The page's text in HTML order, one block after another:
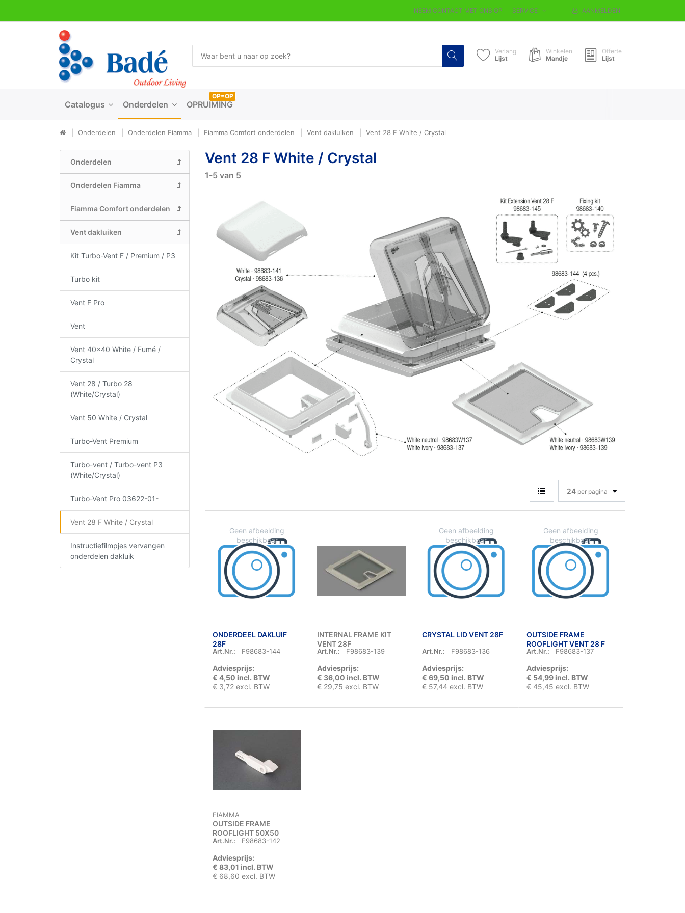
NEEM CONTACT MET ONS OP SERVICE AANMELDEN
Verlang
Lijst
Winkelen
Mandje
Offerte
Lijst
Catalogus Onderdelen OPRUIMING
OP=OP
Onderdelen Onderdelen Fiamma Fiamma Comfort onderdelen Vent dakluiken Vent 28 F White / Crystal
Onderdelen
Onderdelen Fiamma
Fiamma Comfort onderdelen
Vent dakluiken
Kit Turbo-Vent F / Premium / P3
Turbo kit
Vent F Pro
Vent
Vent 40x40 White / Fumé /
Crystal
Vent 28 / Turbo 28
(White/Crystal)
Vent 50 White / Crystal
Turbo-Vent Premium
Turbo-vent / Turbo-vent P3
(White/Crystal)
Turbo-Vent Pro 03622-01-
Vent 28 F White / Crystal
Instructiefilmpjes vervangen
onderdelen dakluik
Vent 28 F White / Crystal
1-5 van 5
24 per pagina
ONDERDEEL DAKLUIF
28F
Art.Nr.: F98683-144
Adviesprijs:
€ 4,50 incl. BTW
€ 3,72 excl. BTW
INTERNAL FRAME KIT
VENT 28F
Art.Nr.: F98683-139
Adviesprijs:
€ 36,00 incl. BTW
€ 29,75 excl. BTW
CRYSTAL LID VENT 28F
Art.Nr.: F98683-136
Adviesprijs:
€ 69,50 incl. BTW
€ 57,44 excl. BTW
OUTSIDE FRAME
ROOFLIGHT VENT 28 F
Art.Nr.: F98683-137
Adviesprijs:
€ 54,99 incl. BTW
€ 45,45 excl. BTW
FIAMMA
OUTSIDE FRAME
ROOFLIGHT 50X50
Art.Nr.: F98683-142
Adviesprijs:
€ 83,01 incl. BTW
€ 68,60 excl. BTW